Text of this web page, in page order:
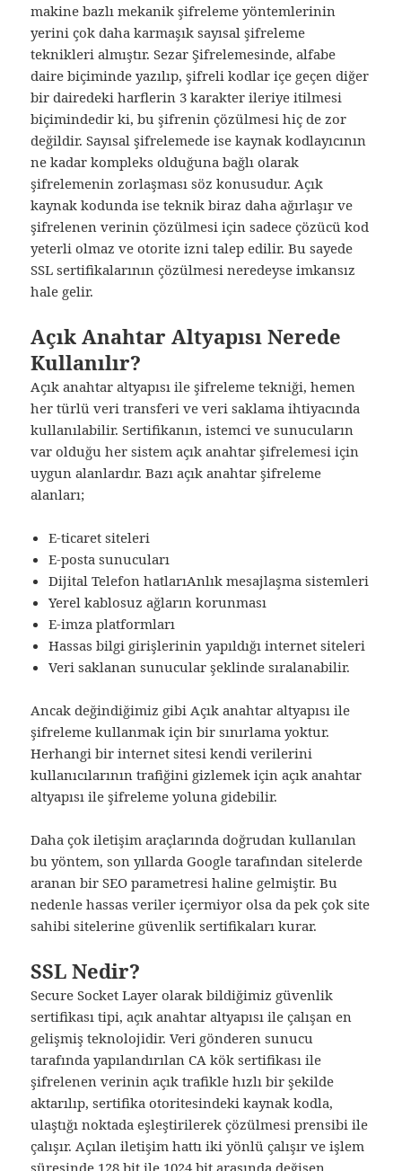
makine bazlı mekanik şifreleme yöntemlerinin
yerini çok daha karmaşık sayısal şifreleme
teknikleri almıştır. Sezar Şifrelemesinde, alfabe
daire biçiminde yazılıp, şifreli kodlar içe geçen diğer
bir dairedeki harflerin 3 karakter ileriye itilmesi
biçimindedir ki, bu şifrenin çözülmesi hiç de zor
değildir. Sayısal şifrelemede ise kaynak kodlayıcının
ne kadar kompleks olduğuna bağlı olarak
şifrelemenin zorlaşması söz konusudur. Açık
kaynak kodunda ise teknik biraz daha ağırlaşır ve
şifrelenen verinin çözülmesi için sadece çözücü kod
yeterli olmaz ve otorite izni talep edilir. Bu sayede
SSL sertifikalarının çözülmesi neredeyse imkansız
hale gelir.
Açık Anahtar Altyapısı Nerede
Kullanılır?
Açık anahtar altyapısı ile şifreleme tekniği, hemen
her türlü veri transferi ve veri saklama ihtiyacında
kullanılabilir. Sertifikanın, istemci ve sunucuların
var olduğu her sistem açık anahtar şifrelemesi için
uygun alanlardır. Bazı açık anahtar şifreleme
alanları;
E-ticaret siteleri
E-posta sunucuları
Dijital Telefon hatlarıAnlık mesajlaşma sistemleri
Yerel kablosuz ağların korunması
E-imza platformları
Hassas bilgi girişlerinin yapıldığı internet siteleri
Veri saklanan sunucular şeklinde sıralanabilir.
Ancak değindiğimiz gibi Açık anahtar altyapısı ile
şifreleme kullanmak için bir sınırlama yoktur.
Herhangi bir internet sitesi kendi verilerini
kullanıcılarının trafiğini gizlemek için açık anahtar
altyapısı ile şifreleme yoluna gidebilir.
Daha çok iletişim araçlarında doğrudan kullanılan
bu yöntem, son yıllarda Google tarafından sitelerde
aranan bir SEO parametresi haline gelmiştir. Bu
nedenle hassas veriler içermiyor olsa da pek çok site
sahibi sitelerine güvenlik sertifikaları kurar.
SSL Nedir?
Secure Socket Layer olarak bildiğimiz güvenlik
sertifikası tipi, açık anahtar altyapısı ile çalışan en
gelişmiş teknolojidir. Veri gönderen sunucu
tarafında yapılandırılan CA kök sertifikası ile
şifrelenen verinin açık trafikle hızlı bir şekilde
aktarılıp, sertifika otoritesindeki kaynak kodla,
ulaştığı noktada eşleştirilerek çözülmesi prensibi ile
çalışır. Açılan iletişim hattı iki yönlü çalışır ve işlem
süresinde 128 bit ile 1024 bit arasında değişen